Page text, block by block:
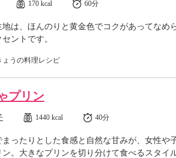
170 kcal 60分
地は、ほんのりと黄金色でコクがあってなめ
ントです。
ょうの料理レシピ
プリン
1440 kcal 40分
まったりとした食感と自然な甘みが、女性や
。大きなプリンを切り分けて食べるスタイ